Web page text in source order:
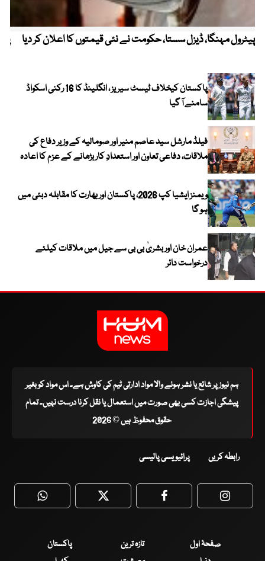
پیٹرول مہنگا، ڈیزل سستا، حکومت نے نئی قیمتوں کا اعلان کر دیا
پاکستان کیخلاف ٹیسٹ سیریز ، انگلینڈ کا 16 رکنی اسکواڈ
سامنے آ گیا
فیلڈ مارشل سید عاصم منیر اور صومالیہ کے وزیر دفاع کی
ملاقات، دفاعی تعاون اور استعدادِ کار بڑھانے کے عزم کا اعادہ
ویمنز ایشیا کپ 2026، پاکستان اور بھارت کا مقابلہ دبئی میں
ہو گا
عمران خان اور بشریٰ بی بی سے جیل میں ملاقات کیلئے
درخواست دائر
ہم نیوز پر شائع یا نشر ہونے والا مواد ادارتی ٹیم کی کاوش ہے۔ اس مواد کو بغیر
پیشگی اجازت کسی بھی صورت میں استعمال یا نقل کرنا درست نہیں۔ تمام
حقوق محفوظ ہیں © 2026
رابطہ کریں پرائیویسی پالیسی
WhatsApp Twitter Facebook
صفحۂ اول تازہ ترین
پاکستان